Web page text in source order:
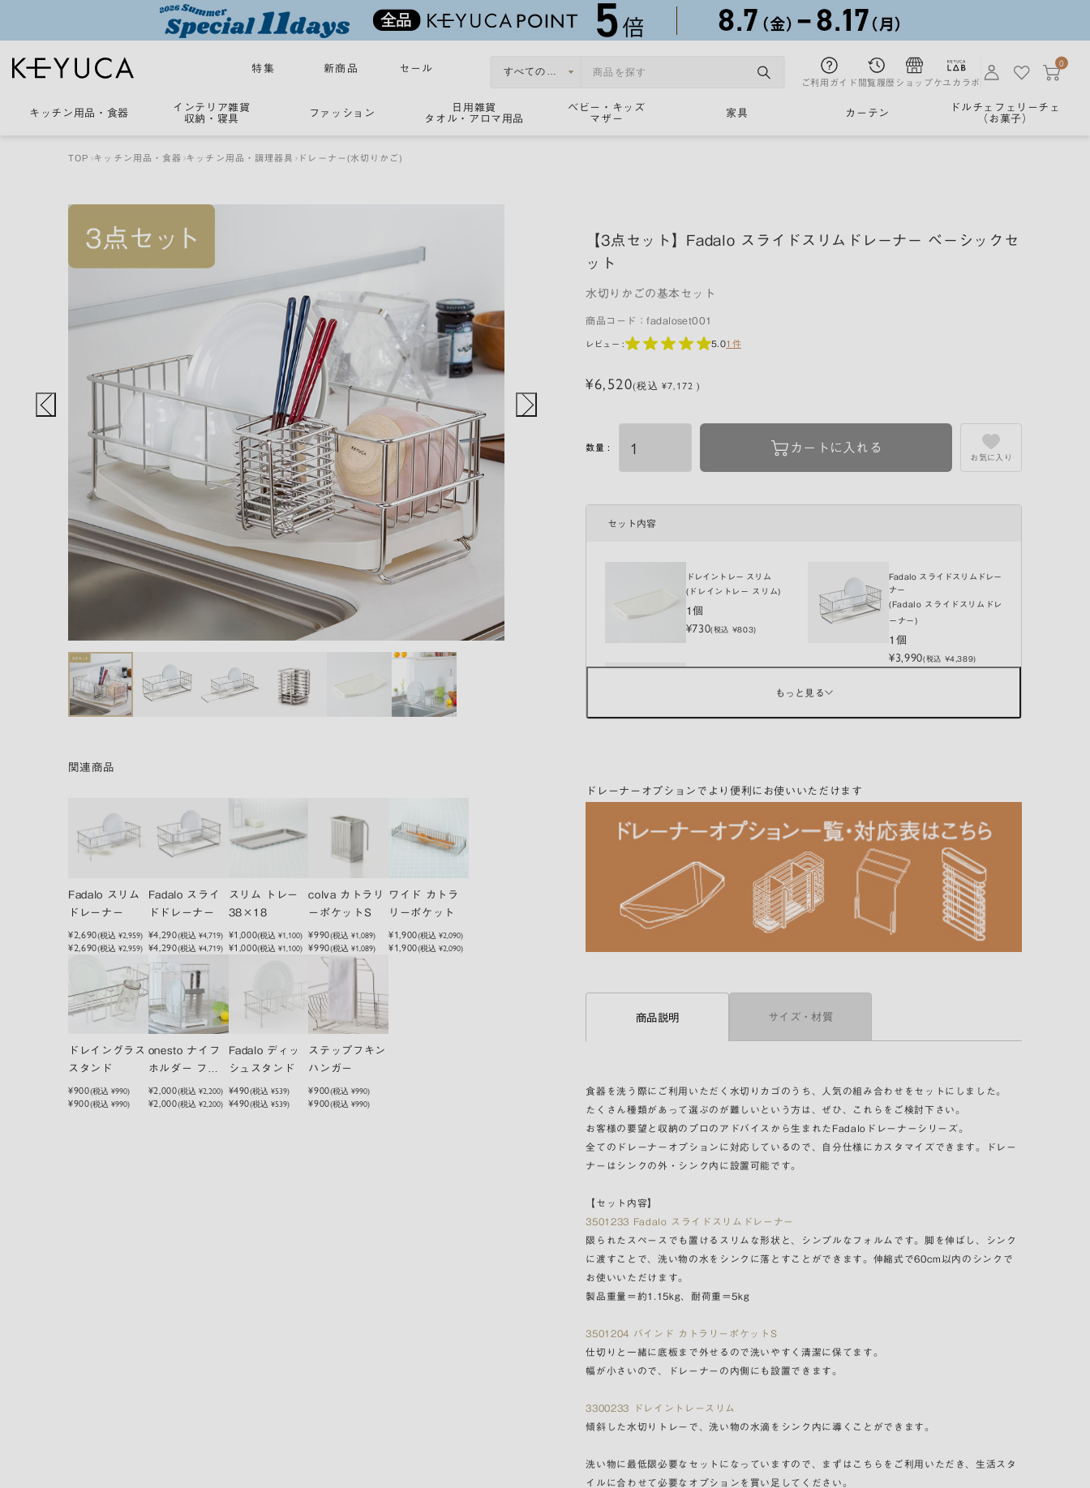
特集 新商品 セール
ご利用ガイド 閲覧履歴 ショップケユカラボ
0
キッチン用品 ・ 食器
インテリア雑貨
収納・寝具
ファッション
日用雑貨
タオル・アロマ用品
ベビー・キッズ
マザー
家具 カーテン
ドルチェフェリーチェ
（お菓子）
TOP キッチン用品・食器 キッチン用品・調理器具 ドレーナー(水切りかご)
【3点セット】Fadalo スライドスリムドレーナー べーシックセ
ット
水切りかごの基本セット
商品コード：fadaloset001
レビュー : 5.01件
¥6,520(税込 ¥7,172 )
数量 : カートに入れる
お気に入り
セット内容
ドレイントレー スリム
(ドレイントレー スリム)
1個
¥730(税込 ¥803)
Fadalo スライドスリムドレー
ナー
(Fadalo スライドスリムドレ
ーナー)
1個
¥3,990(税込 ¥4,389)
トS)
もっと見る
ドレーナーオプションでより便利にお使いいただけます
商品説明 サイズ・材質
食器を洗う際にご利用いただく水切りカゴのうち、人気の組み合わせをセットにしました。
たくさん種類があって選ぶのが難しいという方は、ぜひ、これらをご検討下さい。
お客様の要望と収納のプロのアドバイスから生まれたFadaloドレーナーシリーズ。
全てのドレーナーオプションに対応しているので、自分仕様にカスタマイズできます。ドレー
ナーはシンクの外・シンク内に設置可能です。
【セット内容】
3501233 Fadalo スライドスリムドレーナー
限られたスペースでも置けるスリムな形状と、シンプルなフォルムです。脚を伸ばし、シンク
に渡すことで、洗い物の水をシンクに落とすことができます。伸縮式で60cm以内のシンクで
お使いいただけます。
製品重量＝約1.15kg、耐荷重＝5kg
3501204 バインド カトラリーポケットS
仕切りと一緒に底板まで外せるので洗いやすく清潔に保てます。
幅が小さいので、ドレーナーの内側にも設置できます。
3300233 ドレイントレースリム
傾斜した水切りトレーで、洗い物の水滴をシンク内に導くことができます。
洗い物に最低限必要なセットになっていますので、まずはこちらをご利用いただき、生活スタ
イルに合わせて必要なオプションを買い足してください。
関連商品
Fadalo スリム
ドレーナー
¥2,690(税込 ¥2,959)
¥2,690(税込 ¥2,959)
Fadalo スライ
ドドレーナー
¥4,290(税込 ¥4,719)
¥4,290(税込 ¥4,719)
スリム トレー
38×18
¥1,000(税込¥1,100)
¥1,000(税込 ¥1,100)
colva カトラリ
ーポケットS
¥990(税込 ¥1,089)
¥990(税込 ¥1,089)
ワイド カトラ
リーポケット
¥1,900(税込 ¥2,090)
¥1,900(税込 ¥2,090)
ドレイングラス
スタンド
¥900(税込 ¥990)
¥900(税込 ¥990)
onesto ナイフ
ホルダー フッ
ク
¥2,000(税込 ¥2,200)
¥2,000(税込 ¥2,200)
Fadalo ディッ
シュスタンド
¥490(税込¥539)
¥490(税込 ¥539)
ステップフキン
ハンガー
¥900(税込 ¥990)
¥900(税込 ¥990)